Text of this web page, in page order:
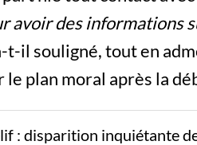
avoir des informations
t-il souligné, tout en
le plan moral après la
: disparition inquiétante